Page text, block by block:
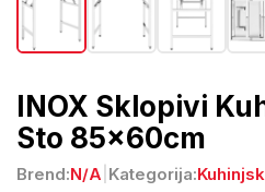
INOX Sklopivi
Sto 85x60cm
Brend:N/A Kategorija: